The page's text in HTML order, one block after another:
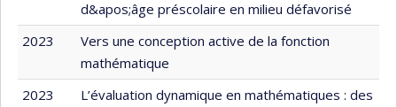
d&apos;âge préscolaire en milieu défavorisé
2023
Vers une conception active de la fonction
mathématique
2023
L’évaluation dynamique en mathématiques : des